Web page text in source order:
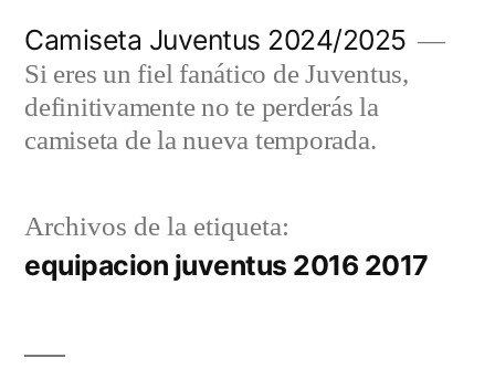
contenido
Camiseta Juventus 2024/2025
Si eres un fiel fanático de Juventus,
definitivamente no te perderás la
camiseta de la nueva temporada.
Archivos de la etiqueta:
equipacion juventus 2016 2017